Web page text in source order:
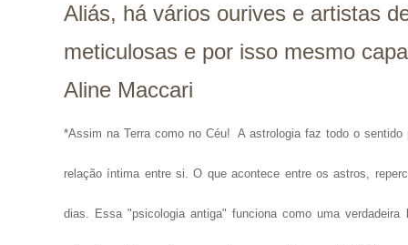
Aliás, há vários ourives e artistas
meticulosas e por isso mesmo
Aline Maccari
*Assim na Terra como no Céu! A astrologia faz todo o
relação íntima entre si. O que acontece entre os astros,
dias. Essa "psicologia antiga" funciona como uma